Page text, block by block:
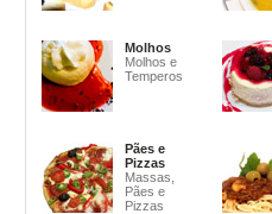
Molhos
Molhos e
Temperos
Pães e
Pizzas
Massas,
Pães e
Pizzas